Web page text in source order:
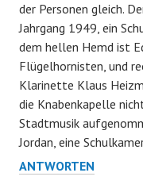
der Personen gleich.
Jahrgang 1949, ein
dem hellen Hemd ist
Flügelhornisten, und
Klarinette Klaus
die Knabenkapelle
Stadtmusik
Jordan, eine
ANTWORTEN